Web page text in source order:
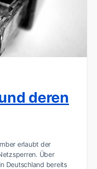
deren
erlaubt der
Über
Deutschland bereits